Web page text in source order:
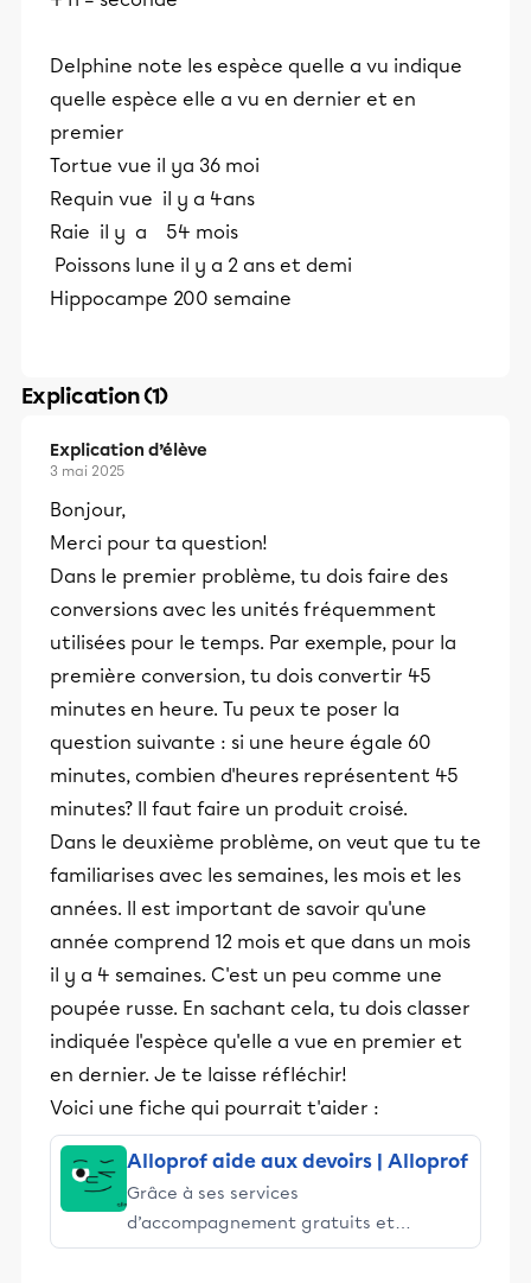
Delphine note les espèce quelle a vu indique
quelle espèce elle a vu en dernier et en
premier
Tortue vue il ya 36 moi
Requin vue il y a 4ans
Raie il y a 54 mois
Poissons lune il y a 2 ans et demi
Hippocampe 200 semaine
Explication (1)
Explication d’élève
3 mai 2025
Bonjour,
Merci pour ta question!
Dans le premier problème, tu dois faire des
conversions avec les unités fréquemment
utilisées pour le temps. Par exemple, pour la
première conversion, tu dois convertir 45
minutes en heure. Tu peux te poser la
question suivante : si une heure égale 60
minutes, combien d'heures représentent 45
minutes? Il faut faire un produit croisé.
Dans le deuxième problème, on veut que tu te
familiarises avec les semaines, les mois et les
années. Il est important de savoir qu'une
année comprend 12 mois et que dans un mois
il y a 4 semaines. C'est un peu comme une
poupée russe. En sachant cela, tu dois classer
indiquée l'espèce qu'elle a vue en premier et
en dernier. Je te laisse réfléchir!
Voici une fiche qui pourrait t'aider :
Alloprof aide aux devoirs | Alloprof
Grâce à ses services
d’accompagnement gratuits et
stimulants, Alloprof engage les élèves